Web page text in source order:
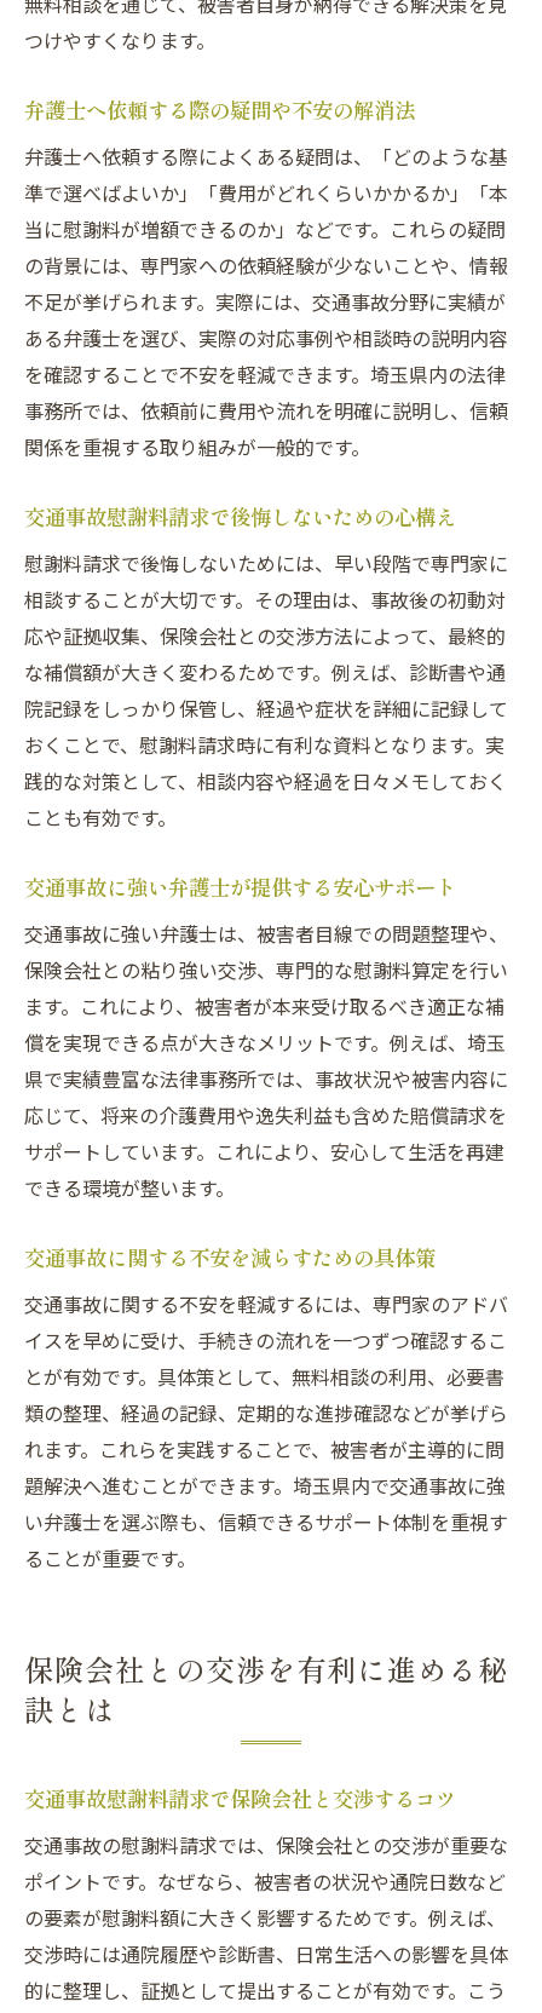
つけやすくなります。
弁護士へ依頼する際の疑問や不安の解消法
弁護士へ依頼する際によくある疑問は、「どのような基
準で選べばよいか」「費用がどれくらいかかるか」「本
当に慰謝料が増額できるのか」などです。これらの疑問
の背景には、専門家への依頼経験が少ないことや、情報
不足が挙げられます。実際には、交通事故分野に実績が
ある弁護士を選び、実際の対応事例や相談時の説明内容
を確認することで不安を軽減できます。埼玉県内の法律
事務所では、依頼前に費用や流れを明確に説明し、信頼
関係を重視する取り組みが一般的です。
交通事故慰謝料請求で後悔しないための心構え
慰謝料請求で後悔しないためには、早い段階で専門家に
相談することが大切です。その理由は、事故後の初動対
応や証拠収集、保険会社との交渉方法によって、最終的
な補償額が大きく変わるためです。例えば、診断書や通
院記録をしっかり保管し、経過や症状を詳細に記録して
おくことで、慰謝料請求時に有利な資料となります。実
践的な対策として、相談内容や経過を日々メモしておく
ことも有効です。
交通事故に強い弁護士が提供する安心サポート
交通事故に強い弁護士は、被害者目線での問題整理や、
保険会社との粘り強い交渉、専門的な慰謝料算定を行い
ます。これにより、被害者が本来受け取るべき適正な補
償を実現できる点が大きなメリットです。例えば、埼玉
県で実績豊富な法律事務所では、事故状況や被害内容に
応じて、将来の介護費用や逸失利益も含めた賠償請求を
サポートしています。これにより、安心して生活を再建
できる環境が整います。
交通事故に関する不安を減らすための具体策
交通事故に関する不安を軽減するには、専門家のアドバ
イスを早めに受け、手続きの流れを一つずつ確認するこ
とが有効です。具体策として、無料相談の利用、必要書
類の整理、経過の記録、定期的な進捗確認などが挙げら
れます。これらを実践することで、被害者が主導的に問
題解決へ進むことができます。埼玉県内で交通事故に強
い弁護士を選ぶ際も、信頼できるサポート体制を重視す
ることが重要です。
保険会社との交渉を有利に進める秘
訣とは
交通事故慰謝料請求で保険会社と交渉するコツ
交通事故の慰謝料請求では、保険会社との交渉が重要な
ポイントです。なぜなら、被害者の状況や通院日数など
の要素が慰謝料額に大きく影響するためです。例えば、
交渉時には通院履歴や診断書、日常生活への影響を具体
的に整理し、証拠として提出することが有効です。こう